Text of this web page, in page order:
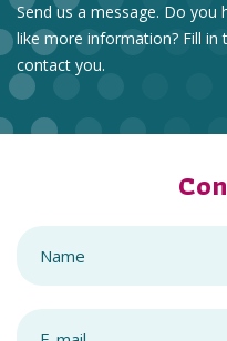
Send us a message. Do you
like more information? Fill
contact you.